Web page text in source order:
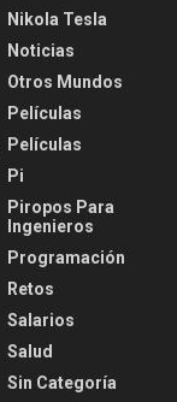
Nikola Tesla
Noticias
Otros Mundos
Películas
Películas
Pi
Piropos Para
Ingenieros
Programación
Retos
Salarios
Salud
Sin Categoría